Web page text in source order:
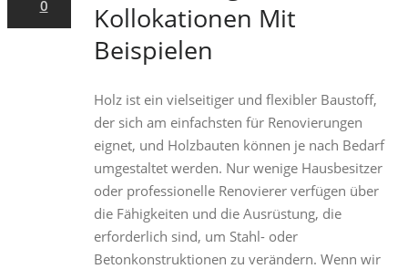
0
Kollokationen Mit
Beispielen
Holz ist ein vielseitiger und flexibler Baustoff,
der sich am einfachsten für Renovierungen
eignet, und Holzbauten können je nach Bedarf
umgestaltet werden. Nur wenige Hausbesitzer
oder professionelle Renovierer verfügen über
die Fähigkeiten und die Ausrüstung, die
erforderlich sind, um Stahl- oder
Betonkonstruktionen zu verändern. Wenn wir